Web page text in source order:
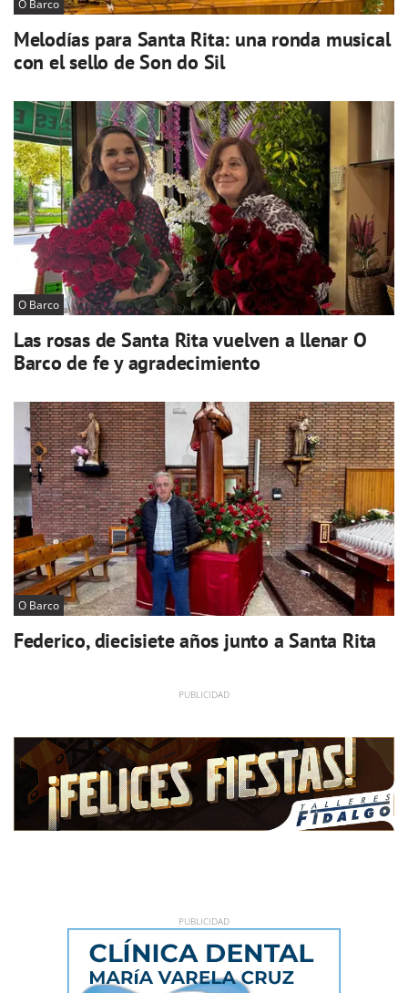
O Barco
Melodías para Santa Rita: una ronda musical
con el sello de Son do Sil
O Barco
Las rosas de Santa Rita vuelven a llenar O
Barco de fe y agradecimiento
O Barco
Federico, diecisiete años junto a Santa Rita